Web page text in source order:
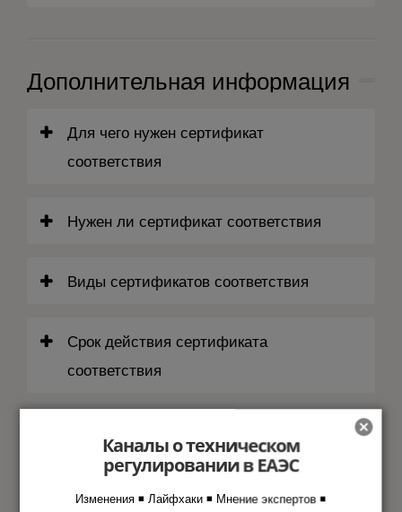
Дополнительная информация
Для чего нужен сертификат
соответствия
Нужен ли сертификат соответствия
Виды сертификатов соответствия
Срок действия сертификата
соответствия
декларации соответствия
Каналы о техническом
регулировании в ЕАЭС
Изменения ◾ Лайфхаки ◾ Мнение экспертов ◾